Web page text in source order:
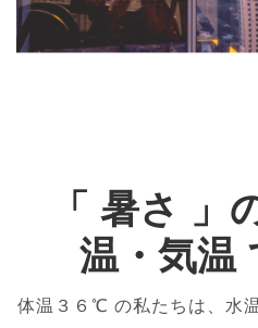
「 暑さ 」
温・気温
体温３６℃ の私たちは、水